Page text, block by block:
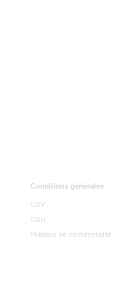
Conditions générales
CGV
CGU
Politique de confidentialité